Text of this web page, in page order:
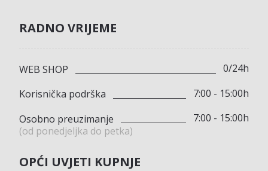
RADNO VRIJEME
WEB SHOP
0/24h
Korisnička podrška
7:00 - 15:00h
Osobno preuzimanje
(od ponedjeljka do petka)
7:00 - 15:00h
OPĆI UVJETI KUPNJE